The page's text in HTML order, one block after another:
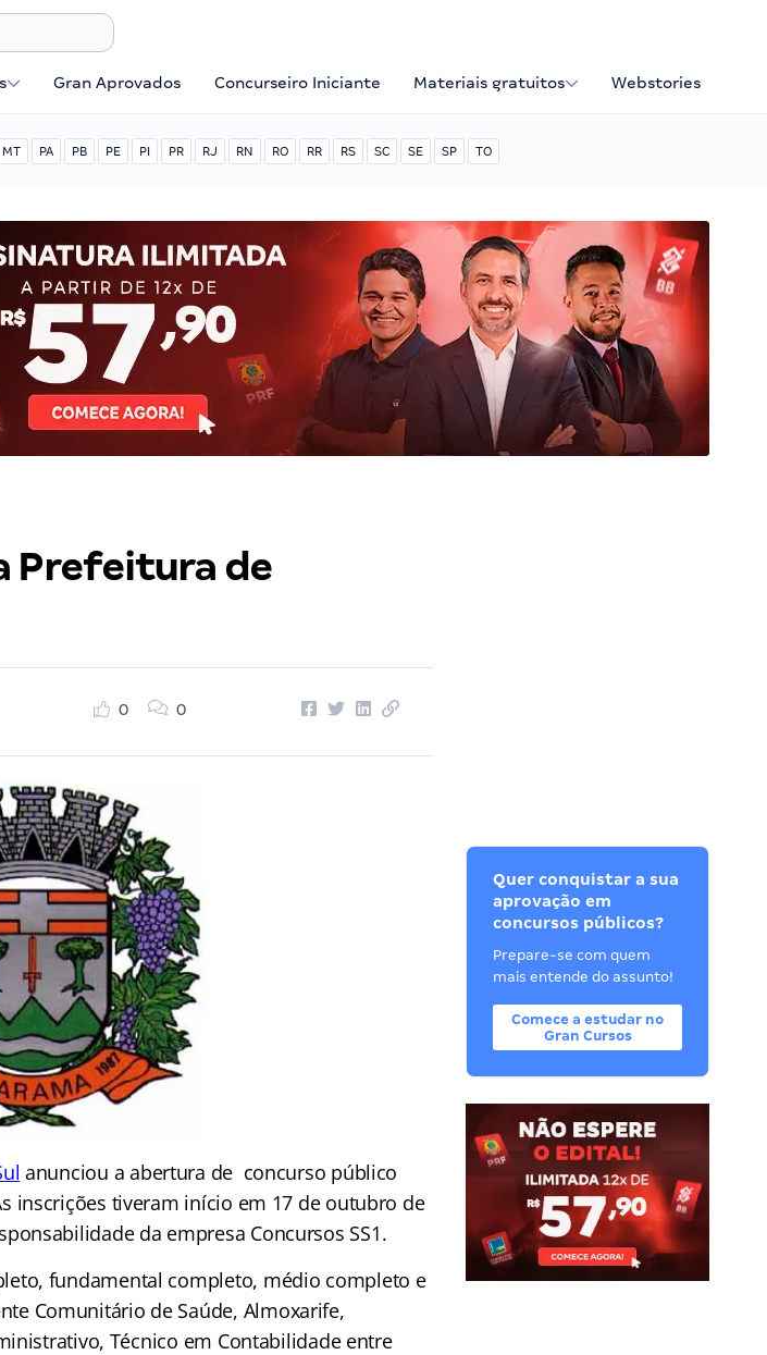
Gran Aprovados Concurseiro Iniciante Materiais gratuitos Webstories
MT PA PB PE PI PR RJ RN RO RR RS SC SE SP TO
Prefeitura de
0 0
anunciou a abertura de concurso público
inscrições tiveram início em 17 de outubro de
da empresa Concursos SS1.
fundamental completo, médio completo e
Comunitário de Saúde, Almoxarife,
Técnico em Contabilidade entre
Quer conquistar a sua
aprovação em
concursos públicos?
Prepare-se com quem
mais entende do assunto!
Comece a estudar no
Gran Cursos